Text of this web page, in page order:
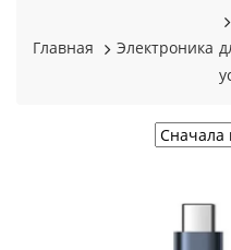
Главная Электроника